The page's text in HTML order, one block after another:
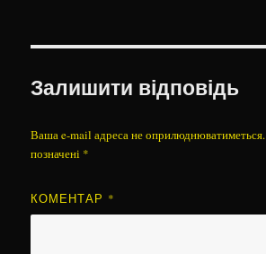
Залишити відповідь
Ваша e-mail адреса не оприлюднюватиметься.
позначені *
КОМЕНТАР *